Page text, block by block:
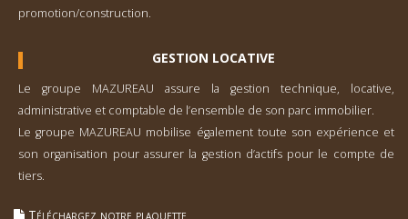
promotion/construction.
GESTION LOCATIVE
Le groupe MAZUREAU assure la gestion technique, locative,
administrative et comp­table de l’ensemble de son parc immobilier.
Le groupe MAZUREAU mobilise également toute son expérience et
son organisation pour assurer la gestion d’actifs pour le compte de
tiers.
Téléchargez notre plaquette